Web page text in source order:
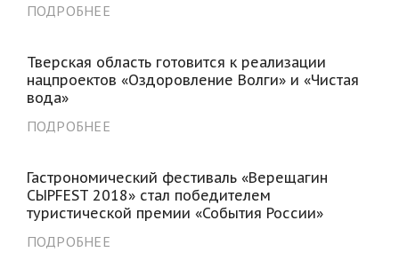
ПОДРОБНЕЕ
Тверская область готовится к реализации
нацпроектов «Оздоровление Волги» и «Чистая
вода»
ПОДРОБНЕЕ
Гастрономический фестиваль «Верещагин
СЫРFEST 2018» стал победителем
туристической премии «События России»
ПОДРОБНЕЕ